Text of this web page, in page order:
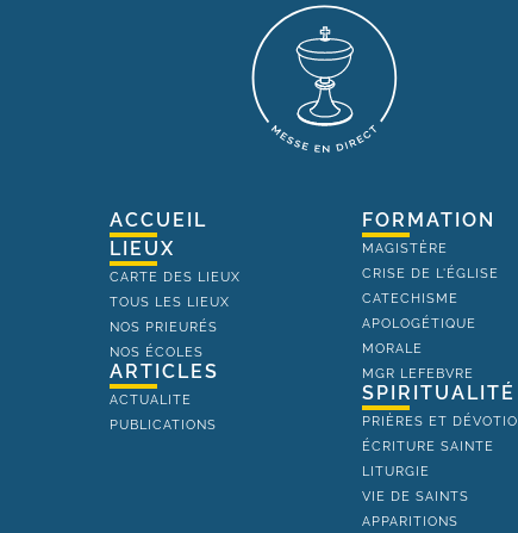
ACCUEIL
LIEUX
CARTE DES LIEUX
TOUS LES LIEUX
NOS PRIEURÉS
NOS ÉCOLES
ARTICLES
ACTUALITE
PUBLICATIONS
FORMATION
MAGISTÈRE
CRISE DE L'ÉGLISE
CATECHISME
APOLOGÉTIQUE
MORALE
MGR LEFEBVRE
SPIRITUALITÉ
PRIÈRES ET
ÉCRITURE SAINTE
LITURGIE
VIE DE SAINTS
APPARITIONS